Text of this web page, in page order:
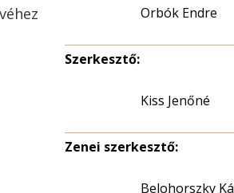
Orbók Endre
Szerkesztő:
Kiss Jenőné
Zenei szerkesztő:
Belohorszky